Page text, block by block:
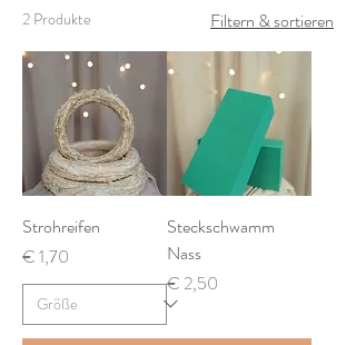
2 Produkte Filtern & sortieren
Strohreifen
Preis
€ 1,70
Steckschwamm
Nass
Preis
€ 2,50